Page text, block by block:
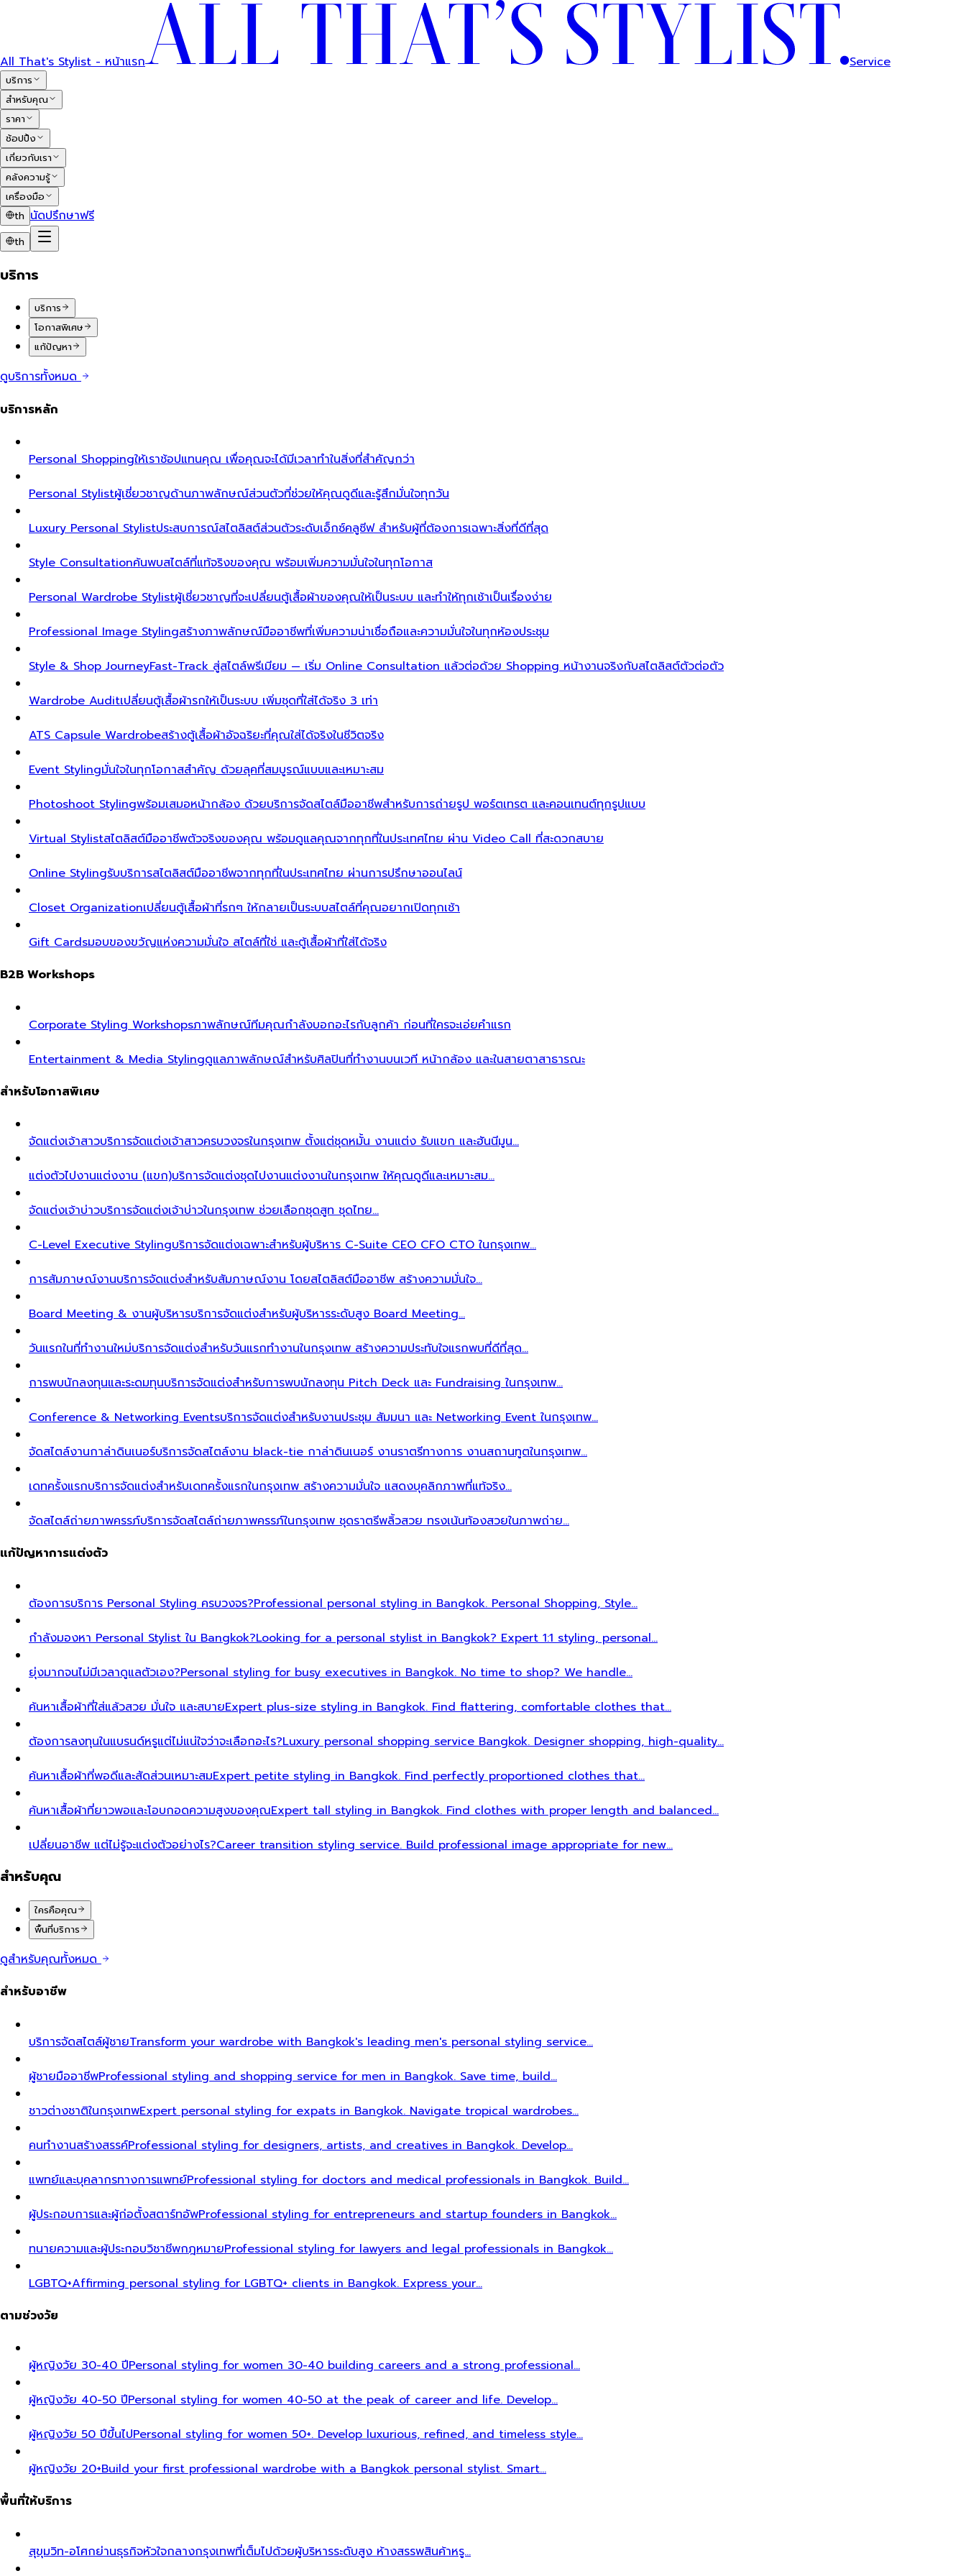
All That's Stylist - หน้าแรก Service
บริการ
สำหรับคุณ
ราคา
ช้อปปิ้ง
เกี่ยวกับเรา
คลังความรู้
เครื่องมือ
th นัดปรึกษาฟรี
th
บริการ
บริการ
โอกาสพิเศษ
แก้ปัญหา
ดูบริการทั้งหมด
บริการหลัก
Personal Shoppingให้เราช้อปแทนคุณ เพื่อคุณจะได้มีเวลาทำในสิ่งที่สำคัญกว่า
Personal Stylistผู้เชี่ยวชาญด้านภาพลักษณ์ส่วนตัวที่ช่วยให้คุณดูดีและรู้สึกมั่นใจทุกวัน
Luxury Personal Stylistประสบการณ์สไตลิสต์ส่วนตัวระดับเอ็กซ์คลูซีฟ สำหรับผู้ที่ต้องการเฉพาะสิ่งที่ดีที่สุด
Style Consultationค้นพบสไตล์ที่แท้จริงของคุณ พร้อมเพิ่มความมั่นใจในทุกโอกาส
Personal Wardrobe Stylistผู้เชี่ยวชาญที่จะเปลี่ยนตู้เสื้อผ้าของคุณให้เป็นระบบ และทำให้ทุกเช้าเป็นเรื่องง่าย
Professional Image Stylingสร้างภาพลักษณ์มืออาชีพที่เพิ่มความน่าเชื่อถือและความมั่นใจในทุกห้องประชุม
Style & Shop JourneyFast-Track สู่สไตล์พรีเมียม — เริ่ม Online Consultation แล้วต่อด้วย Shopping หน้างานจริงกับสไตลิสต์ตัวต่อตัว
Wardrobe Auditเปลี่ยนตู้เสื้อผ้ารกให้เป็นระบบ เพิ่มชุดที่ใส่ได้จริง 3 เท่า
ATS Capsule Wardrobeสร้างตู้เสื้อผ้าอัจฉริยะที่คุณใส่ได้จริงในชีวิตจริง
Event Stylingมั่นใจในทุกโอกาสสำคัญ ด้วยลุคที่สมบูรณ์แบบและเหมาะสม
Photoshoot Stylingพร้อมเสมอหน้ากล้อง ด้วยบริการจัดสไตล์มืออาชีพสำหรับการถ่ายรูป พอร์ตเทรต และคอนเทนต์ทุกรูปแบบ
Virtual Stylistสไตลิสต์มืออาชีพตัวจริงของคุณ พร้อมดูแลคุณจากทุกที่ในประเทศไทย ผ่าน Video Call ที่สะดวกสบาย
Online Stylingรับบริการสไตลิสต์มืออาชีพจากทุกที่ในประเทศไทย ผ่านการปรึกษาออนไลน์
Closet Organizationเปลี่ยนตู้เสื้อผ้าที่รกๆ ให้กลายเป็นระบบสไตล์ที่คุณอยากเปิดทุกเช้า
Gift Cardsมอบของขวัญแห่งความมั่นใจ สไตล์ที่ใช่ และตู้เสื้อผ้าที่ใส่ได้จริง
B2B Workshops
Corporate Styling Workshopsภาพลักษณ์ทีมคุณกำลังบอกอะไรกับลูกค้า ก่อนที่ใครจะเอ่ยคำแรก
Entertainment & Media Stylingดูแลภาพลักษณ์สำหรับศิลปินที่ทำงานบนเวที หน้ากล้อง และในสายตาสาธารณะ
สำหรับโอกาสพิเศษ
จัดแต่งเจ้าสาวบริการจัดแต่งเจ้าสาวครบวงจรในกรุงเทพ ตั้งแต่ชุดหมั้น งานแต่ง รับแขก และฮันนีมูน…
แต่งตัวไปงานแต่งงาน (แขก)บริการจัดแต่งชุดไปงานแต่งงานในกรุงเทพ ให้คุณดูดีและเหมาะสม…
จัดแต่งเจ้าบ่าวบริการจัดแต่งเจ้าบ่าวในกรุงเทพ ช่วยเลือกชุดสูท ชุดไทย…
C-Level Executive Stylingบริการจัดแต่งเฉพาะสำหรับผู้บริหาร C-Suite CEO CFO CTO ในกรุงเทพ…
การสัมภาษณ์งานบริการจัดแต่งสำหรับสัมภาษณ์งาน โดยสไตลิสต์มืออาชีพ สร้างความมั่นใจ…
Board Meeting & งานผู้บริหารบริการจัดแต่งสำหรับผู้บริหารระดับสูง Board Meeting…
วันแรกในที่ทำงานใหม่บริการจัดแต่งสำหรับวันแรกทำงานในกรุงเทพ สร้างความประทับใจแรกพบที่ดีที่สุด…
การพบนักลงทุนและระดมทุนบริการจัดแต่งสำหรับการพบนักลงทุน Pitch Deck และ Fundraising ในกรุงเทพ…
Conference & Networking Eventsบริการจัดแต่งสำหรับงานประชุม สัมมนา และ Networking Event ในกรุงเทพ…
จัดสไตล์งานกาล่าดินเนอร์บริการจัดสไตล์งาน black-tie กาล่าดินเนอร์ งานราตรีทางการ งานสถานทูตในกรุงเทพ…
เดทครั้งแรกบริการจัดแต่งสำหรับเดทครั้งแรกในกรุงเทพ สร้างความมั่นใจ แสดงบุคลิกภาพที่แท้จริง…
จัดสไตล์ถ่ายภาพครรภ์บริการจัดสไตล์ถ่ายภาพครรภ์ในกรุงเทพ ชุดราตรีพลิ้วสวย ทรงเน้นท้องสวยในภาพถ่าย…
แก้ปัญหาการแต่งตัว
ต้องการบริการ Personal Styling ครบวงจร?Professional personal styling in Bangkok. Personal Shopping, Style…
กำลังมองหา Personal Stylist ใน Bangkok?Looking for a personal stylist in Bangkok? Expert 1:1 styling, personal…
ยุ่งมากจนไม่มีเวลาดูแลตัวเอง?Personal styling for busy executives in Bangkok. No time to shop? We handle…
ค้นหาเสื้อผ้าที่ใส่แล้วสวย มั่นใจ และสบายExpert plus-size styling in Bangkok. Find flattering, comfortable clothes that…
ต้องการลงทุนในแบรนด์หรูแต่ไม่แน่ใจว่าจะเลือกอะไร?Luxury personal shopping service Bangkok. Designer shopping, high-quality…
ค้นหาเสื้อผ้าที่พอดีและสัดส่วนเหมาะสมExpert petite styling in Bangkok. Find perfectly proportioned clothes that…
ค้นหาเสื้อผ้าที่ยาวพอและโอบกอดความสูงของคุณExpert tall styling in Bangkok. Find clothes with proper length and balanced…
เปลี่ยนอาชีพ แต่ไม่รู้จะแต่งตัวอย่างไร?Career transition styling service. Build professional image appropriate for new…
สำหรับคุณ
ใครคือคุณ
พื้นที่บริการ
ดูสำหรับคุณทั้งหมด
สำหรับอาชีพ
บริการจัดสไตล์ผู้ชายTransform your wardrobe with Bangkok's leading men's personal styling service…
ผู้ชายมืออาชีพProfessional styling and shopping service for men in Bangkok. Save time, build…
ชาวต่างชาติในกรุงเทพExpert personal styling for expats in Bangkok. Navigate tropical wardrobes…
คนทำงานสร้างสรรค์Professional styling for designers, artists, and creatives in Bangkok. Develop…
แพทย์และบุคลากรทางการแพทย์Professional styling for doctors and medical professionals in Bangkok. Build…
ผู้ประกอบการและผู้ก่อตั้งสตาร์ทอัพProfessional styling for entrepreneurs and startup founders in Bangkok…
ทนายความและผู้ประกอบวิชาชีพกฎหมายProfessional styling for lawyers and legal professionals in Bangkok…
LGBTQ+Affirming personal styling for LGBTQ+ clients in Bangkok. Express your…
ตามช่วงวัย
ผู้หญิงวัย 30-40 ปีPersonal styling for women 30-40 building careers and a strong professional…
ผู้หญิงวัย 40-50 ปีPersonal styling for women 40-50 at the peak of career and life. Develop…
ผู้หญิงวัย 50 ปีขึ้นไปPersonal styling for women 50+. Develop luxurious, refined, and timeless style…
ผู้หญิงวัย 20+Build your first professional wardrobe with a Bangkok personal stylist. Smart…
พื้นที่ให้บริการ
สุขุมวิท-อโศกย่านธุรกิจหัวใจกลางกรุงเทพที่เต็มไปด้วยผู้บริหารระดับสูง ห้างสรรพสินค้าหรู…